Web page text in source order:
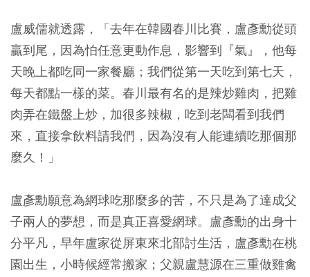
盧威儒就透露，「去年在韓國春川比賽，盧彥勳從頭
贏到尾，因為怕任意更動作息，影響到『氣』，他每
天晚上都吃同一家餐廳；我們從第一天吃到第七天，
每天都點一樣的菜。春川最有名的是辣炒雞肉，把雞
肉弄在鐵盤上炒，加很多辣椒，吃到老闆看到我們
來，直接拿飲料請我們，因為沒有人能連續吃那個那
麼久！」
盧彥勳願意為網球吃那麼多的苦，不只是為了達成父
子兩人的夢想，而是真正喜愛網球。盧彥勳的出身十
分平凡，早年盧家從屏東來北部討生活，盧彥勳在桃
園出生，小時候經常搬家；父親盧慧源在三重做雞禽